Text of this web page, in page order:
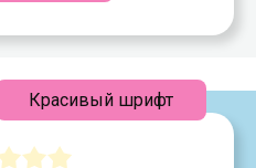
Красивый шрифт